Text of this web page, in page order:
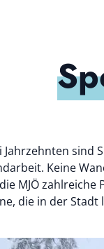
Jahrzehnten sind
Keine
MJÖ
die in der Stadt